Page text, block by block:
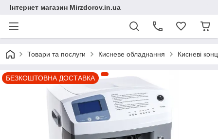
Інтернет магазин Mirzdorov.in.ua
Товари та послуги Кисневе обладнання Кисневі
БЕЗКОШТОВНА ДОСТАВКА